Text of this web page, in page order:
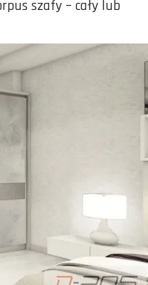
szafy – cały lub